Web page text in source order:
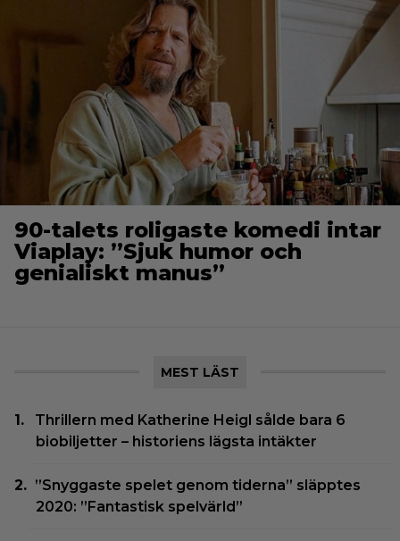
90-talets roligaste komedi intar
Viaplay: ”Sjuk humor och
genialiskt manus”
MEST LÄST
Thrillern med Katherine Heigl sålde bara 6
biobiljetter – historiens lägsta intäkter
”Snyggaste spelet genom tiderna” släpptes
2020: ”Fantastisk spelvärld”